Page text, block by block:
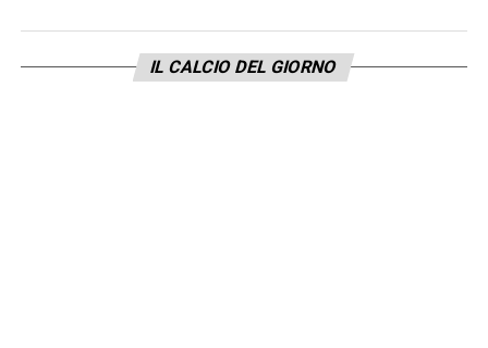
IL CALCIO DEL GIORNO